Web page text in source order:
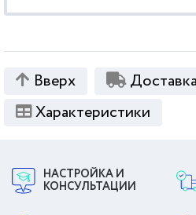
Вверх
Характеристики
НАСТРОЙКА И
КОНСУЛЬТАЦИИ